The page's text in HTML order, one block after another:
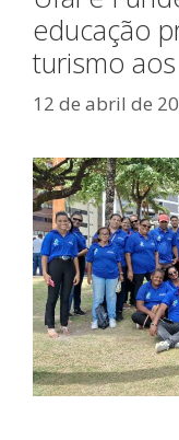
educação
turismo
12 de abril de